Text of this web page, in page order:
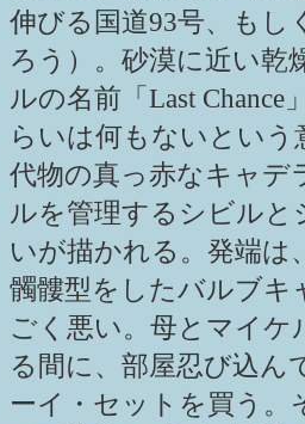
伸びる国道93号、もし
ろう）。砂漠に近い乾
ルの名前「Last
らいは何もないとい
代物の真っ赤なキャデ
ルを管理するシビルと
いが描かれる。発端
髑髏型をしたバルブキ
ごく悪い。母とマイ
る間に、部屋忍び込ん
ーイ・セットを買う